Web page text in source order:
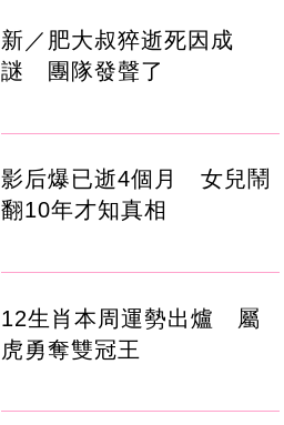
新／肥大叔猝逝死因成
謎 團隊發聲了
影后爆已逝4個月 女兒鬧
翻10年才知真相
12生肖本周運勢出爐 屬
虎勇奪雙冠王